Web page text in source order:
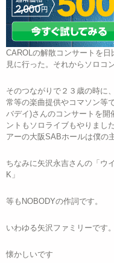
CAROLの解散コンサートを
見に行った。それからソロコ
そのつながりで２３歳の時に
常等の楽曲提供やコマソン等
バデイ)さんのコンサートを
ントもソロライブもやりまし
アーの大阪SABホールは僕の
ちなみに矢沢永吉さんの「ウ
K」
等もNOBODYの作詞です。
いわゆる矢沢ファミリーです。
懐かしいです